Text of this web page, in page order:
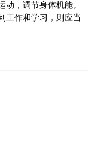
，调节身体机能。
工作和学习，则应当